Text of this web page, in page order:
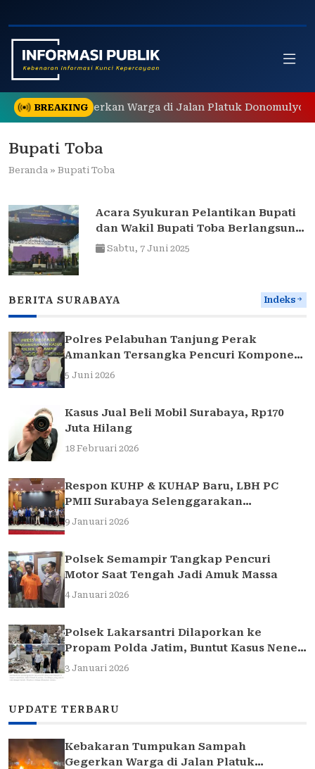
to
content
BREAKING
Sampah Gegerkan Warga di Jalan Platuk Donomulyo
Bupati Toba
Beranda » Bupati Toba
Acara Syukuran Pelantikan Bupati
dan Wakil Bupati Toba Berlangsung
Penuh Hikmat dan Semangat
Sabtu, 7 Juni 2025
BERITA SURABAYA Indeks
Polres Pelabuhan Tanjung Perak
Amankan Tersangka Pencuri Komponen
Traffic Light di Surabaya
5 Juni 2026
Kasus Jual Beli Mobil Surabaya, Rp170
Juta Hilang
18 Februari 2026
Respon KUHP & KUHAP Baru, LBH PC
PMII Surabaya Selenggarakan
Sarasehan Hukum
9 Januari 2026
Polsek Semampir Tangkap Pencuri
Motor Saat Tengah Jadi Amuk Massa
4 Januari 2026
Polsek Lakarsantri Dilaporkan ke
Propam Polda Jatim, Buntut Kasus Nenek
Elina
3 Januari 2026
UPDATE TERBARU
Kebakaran Tumpukan Sampah
Gegerkan Warga di Jalan Platuk